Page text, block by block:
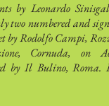
by Leonardo
two numbered and
by Rodolfo Campi,
Cornuda, on
by Il Bulino, Roma.